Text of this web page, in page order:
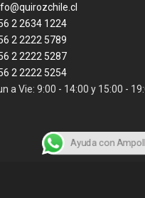
2 2634 1224
2 2222 5789
2 2222 5287
2 2222 5254
a Vie: 9:00 - 14:00 y 15:00 -
Ayuda con